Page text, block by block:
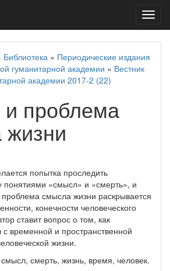
меню
Библиотека » Периодические издания
гуманитарной академии » Вестник
академии 2017-2 (22)
проблема
попытка проследить
понятиями «смысл» и «смерть», и
смысла жизни раскрывается
конечности человеческого
ставит вопрос о том, как
временной и пространственной
жизни.
смерть, жизнь, время, человек.